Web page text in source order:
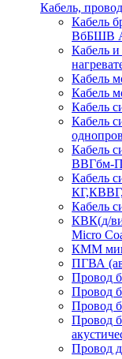
Кабель, провод
Кабель
ВбБШВ
Кабель
Кабель
Кабель
Кабель
Кабель
Кабель
ВВГбм-
Кабель
Кабель
КВК(д/
Micro
КММ
ПГВА
Провод
Провод
Провод
Провод
Провод